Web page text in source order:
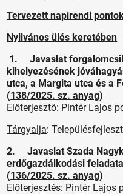
Tervezett napirendi
Nyilvános ülés keretében
1. Javaslat
kihelyezésének
utca, a Margita utca és a
(138/2025. sz. anyag)
Előterjesztő: Pintér Lajos
Tárgyalja:
2. Javaslat Szada
erdőgazdálkodási
(136/2025. sz. anyag)
Előterjesztés: Pintér Lajos